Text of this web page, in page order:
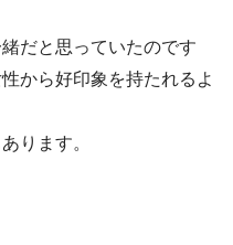
だと思っていたのです
から好印象を持たれるよ
ります。